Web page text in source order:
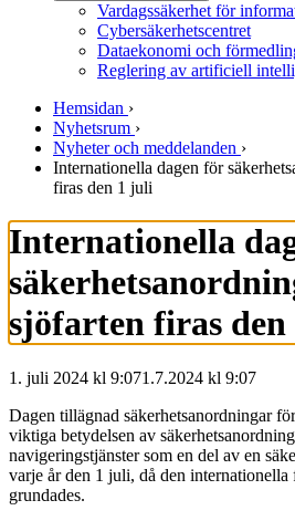
Vardagssäkerhet för
Cybersäkerhetscentret
Dataekonomi och
Reglering av artificiell
Hemsidan ›
Nyhetsrum ›
Nyheter och meddelanden ›
Internationella dagen för
firas den 1 juli
Internationella
sjöfarten firas
1. juli 2024 kl 9:071.7.2024 kl 9:07
Dagen tillägnad säkerhetsanordningar
viktiga betydelsen av
navigeringstjänster som en del av en
varje år den 1 juli, då den
grundades.